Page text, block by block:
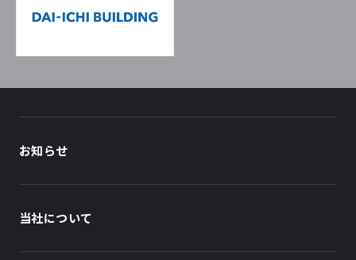
お知らせ
当社について